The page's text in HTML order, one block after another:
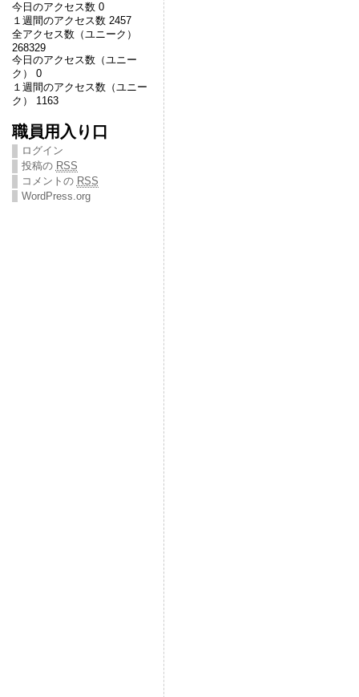
今日のアクセス数 0
１週間のアクセス数 2457
全アクセス数（ユニーク）
268329
今日のアクセス数（ユニー
ク） 0
１週間のアクセス数（ユニー
ク） 1163
職員用入り口
ログイン
投稿の RSS
コメントの RSS
WordPress.org